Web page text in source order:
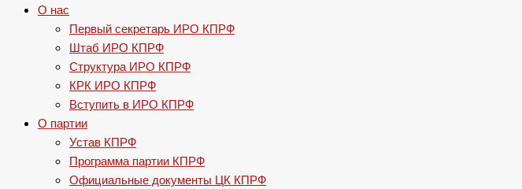
О нас
Первый секретарь ИРО КПРФ
Штаб ИРО КПРФ
Структура ИРО КПРФ
КРК ИРО КПРФ
Вступить в ИРО КПРФ
О партии
Устав КПРФ
Программа партии КПРФ
Официальные документы ЦК КПРФ